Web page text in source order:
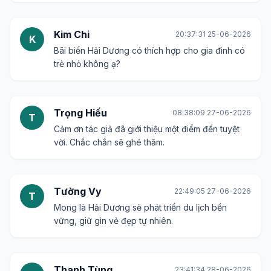
K Kim Chi 20:37:31 25-06-2026
Bãi biển Hải Dương có thích hợp cho gia đình có
trẻ nhỏ không ạ?
T Trọng Hiếu 08:38:09 27-06-2026
Cảm ơn tác giả đã giới thiệu một điểm đến tuyệt
vời. Chắc chắn sẽ ghé thăm.
T Tường Vy 22:49:05 27-06-2026
Mong là Hải Dương sẽ phát triển du lịch bền
vững, giữ gìn vẻ đẹp tự nhiên.